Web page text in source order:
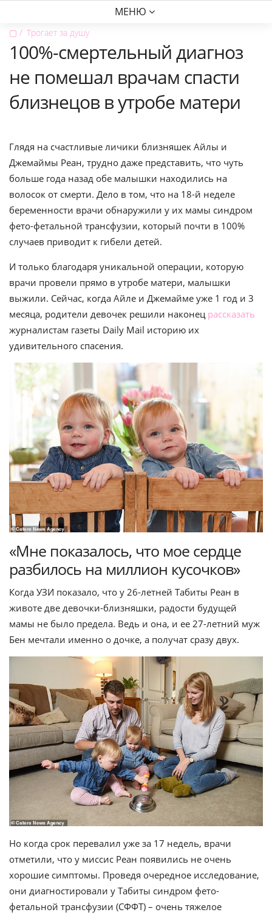
МЕНЮ
▢ Трогает за душу
100%-смертельный диагноз
не помешал врачам спасти
близнецов в утробе матери
Глядя на счастливые личики близняшек Айлы и
Джемаймы Реан, трудно даже представить, что чуть
больше года назад обе малышки находились на
волосок от смерти. Дело в том, что на 18-й неделе
беременности врачи обнаружили у их мамы синдром
фето-фетальной трансфузии, который почти в 100%
случаев приводит к гибели детей.
И только благодаря уникальной операции, которую
врачи провели прямо в утробе матери, малышки
выжили. Сейчас, когда Айле и Джемайме уже 1 год и 3
месяца, родители девочек решили наконец рассказать
журналистам газеты Daily Mail историю их
удивительного спасения.
«Мне показалось, что мое сердце
разбилось на миллион кусочков»
Когда УЗИ показало, что у 26-летней Табиты Реан в
животе две девочки-близняшки, радости будущей
мамы не было предела. Ведь и она, и ее 27-летний муж
Бен мечтали именно о дочке, а получат сразу двух.
Но когда срок перевалил уже за 17 недель, врачи
отметили, что у миссис Реан появились не очень
хорошие симптомы. Проведя очередное исследование,
они диагностировали у Табиты синдром фето-
фетальной трансфузии (СФФТ) – очень тяжелое